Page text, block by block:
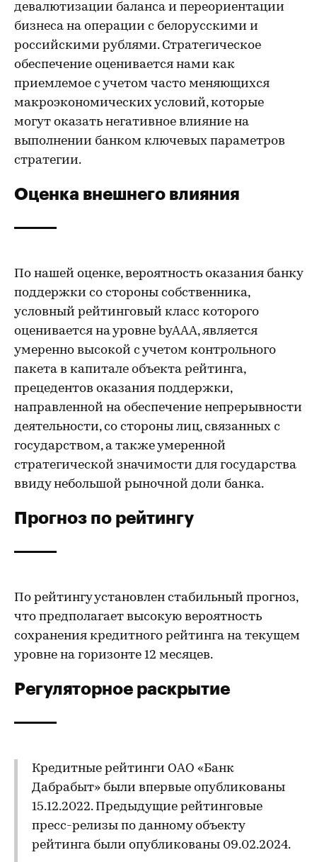
девалютизации баланса и переориентации
бизнеса на операции с белорусскими и
российскими рублями. Стратегическое
обеспечение оценивается нами как
приемлемое с учетом часто меняющихся
макроэкономических условий, которые
могут оказать негативное влияние на
выполнении банком ключевых параметров
стратегии.
Оценка внешнего влияния
По нашей оценке, вероятность оказания банку
поддержки со стороны собственника,
условный рейтинговый класс которого
оценивается на уровне byAAA, является
умеренно высокой с учетом контрольного
пакета в капитале объекта рейтинга,
прецедентов оказания поддержки,
направленной на обеспечение непрерывности
деятельности, со стороны лиц, связанных с
государством, а также умеренной
стратегической значимости для государства
ввиду небольшой рыночной доли банка.
Прогноз по рейтингу
По рейтингу установлен стабильный прогноз,
что предполагает высокую вероятность
сохранения кредитного рейтинга на текущем
уровне на горизонте 12 месяцев.
Регуляторное раскрытие
Кредитные рейтинги ОАО «Банк
Дабрабыт» были впервые опубликованы
15.12.2022. Предыдущие рейтинговые
пресс-релизы по данному объекту
рейтинга были опубликованы 09.02.2024.